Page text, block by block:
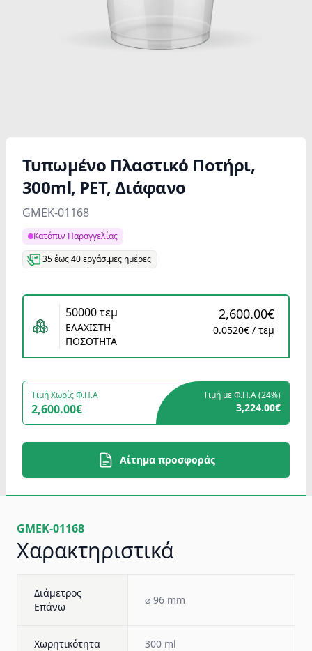
Τυπωμένο Πλαστικό Ποτήρι,
300ml, PET, Διάφανο
Product information
GMEK-01168
Κατόπιν Παραγγελίας
35 έως 40 εργάσιμες ημέρες
50000 τεμ
ΕΛΑΧΙΣΤΗ
ΠΟΣΟΤΗΤΑ
2,600.00€
0.0520€ / τεμ
Τιμή Χωρίς Φ.Π.Α
2,600.00€
Τιμή με Φ.Π.Α (24%)
3,224.00€
Αίτημα προσφοράς
GMEK-01168
Χαρακτηριστικά
Διάμετρος
Επάνω
⌀ 96 mm
Χωρητικότητα 300 ml